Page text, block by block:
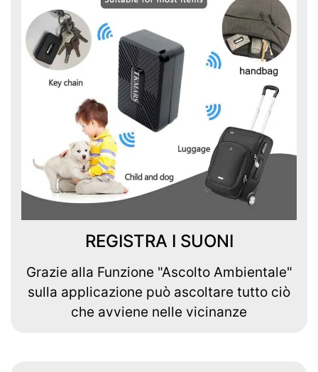
REGISTRA I SUONI
Grazie alla Funzione "Ascolto Ambientale"
sulla applicazione può ascoltare tutto ciò
che avviene nelle vicinanze